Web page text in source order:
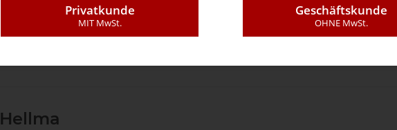
Hellma
Privatkunde
MIT MwSt.
Geschäftskunde
OHNE MwSt.